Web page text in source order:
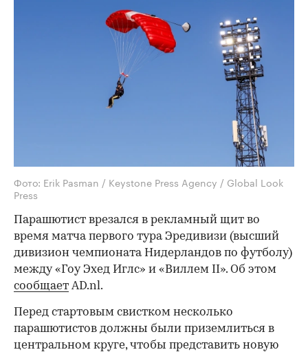
Фото: Erik Pasman / Keystone Press Agency / Global Look
Press
Парашютист врезался в рекламный щит во
время матча первого тура Эредивизи (высший
дивизион чемпионата Нидерландов по футболу)
между «Гоу Эхед Иглс» и «Виллем II». Об этом
сообщает AD.nl.
Перед стартовым свистком несколько
парашютистов должны были приземлиться в
центральном круге, чтобы представить новую